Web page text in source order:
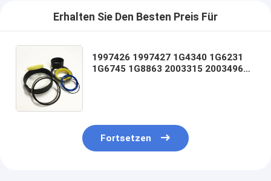
Erhalten Sie Den Besten Preis Für
1997426 1997427 1G4340 1G6231
1G6745 1G8863 2003315 2003496
Fortsetzen